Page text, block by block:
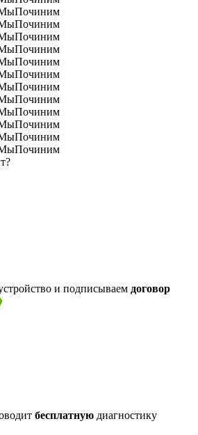
и подписываем договор
бесплатную диагностику